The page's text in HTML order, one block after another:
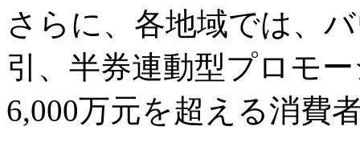
さらに、各地域では、
引、半券連動型プロモ
6,000万元を超える消費